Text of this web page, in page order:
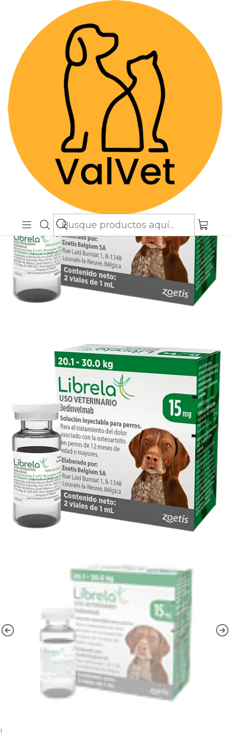
Despacho GRATIS por compras sobre
$89.990(Válido desde Coquimbo hasta Los
Lagos)
Farmacia Veterinaria
Terapias Biológicas
Librela 15 mg (Administración en Clínica o Caja
Cerrada)